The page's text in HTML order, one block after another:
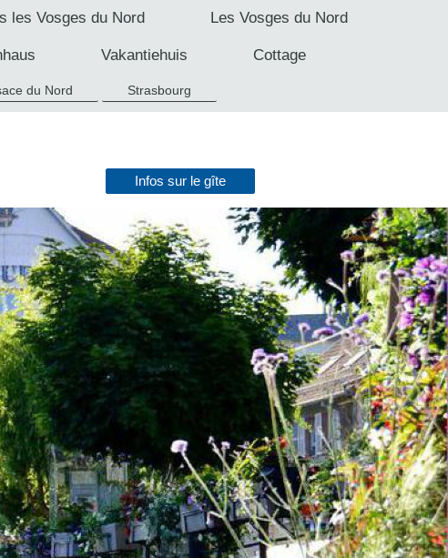
les Vosges du Nord Les Vosges du Nord
Vakantiehuis Cottage
du Nord Strasbourg
Infos sur le gîte